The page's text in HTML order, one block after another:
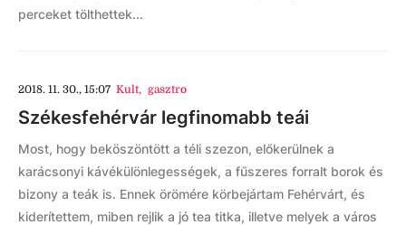
perceket tölthettek...
2018. 11. 30., 15:07 Kult, gasztro
Székesfehérvár legfinomabb teái
Most, hogy beköszöntött a téli szezon, előkerülnek a
karácsonyi kávékülönlegességek, a fűszeres forralt borok és
bizony a teák is. Ennek örömére körbejártam Fehérvárt, és
kiderítettem, miben rejlik a jó tea titka, illetve melyek a város